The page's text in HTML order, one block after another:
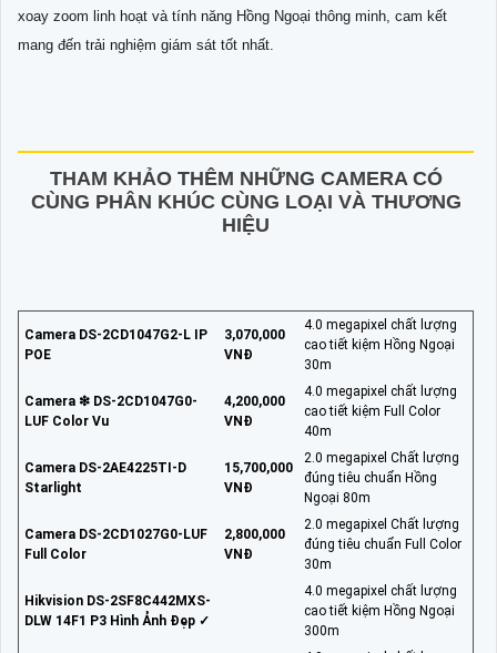
xoay zoom linh hoạt và tính năng Hồng Ngoại thông minh, cam kết
mang đến trải nghiệm giám sát tốt nhất.
THAM KHẢO THÊM NHỮNG CAMERA CÓ
CÙNG PHÂN KHÚC CÙNG LOẠI VÀ THƯƠNG
HIỆU
Camera DS-2CD1047G2-L IP
POE
3,070,000
VNĐ
4.0 megapixel chất lượng
cao tiết kiệm Hồng Ngoại
30m
Camera ❇ DS-2CD1047G0-
LUF Color Vu
4,200,000
VNĐ
4.0 megapixel chất lượng
cao tiết kiệm Full Color
40m
Camera DS-2AE4225TI-D
Starlight
15,700,000
VNĐ
2.0 megapixel Chất lượng
đúng tiêu chuẩn Hồng
Ngoại 80m
Camera DS-2CD1027G0-LUF
Full Color
2,800,000
VNĐ
2.0 megapixel Chất lượng
đúng tiêu chuẩn Full Color
30m
Hikvision DS-2SF8C442MXS-
DLW 14F1 P3 Hình Ảnh Đẹp ✓
4.0 megapixel chất lượng
cao tiết kiệm Hồng Ngoại
300m